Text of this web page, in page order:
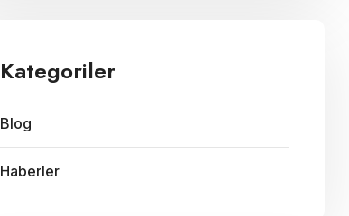
Kategoriler
Blog
Haberler